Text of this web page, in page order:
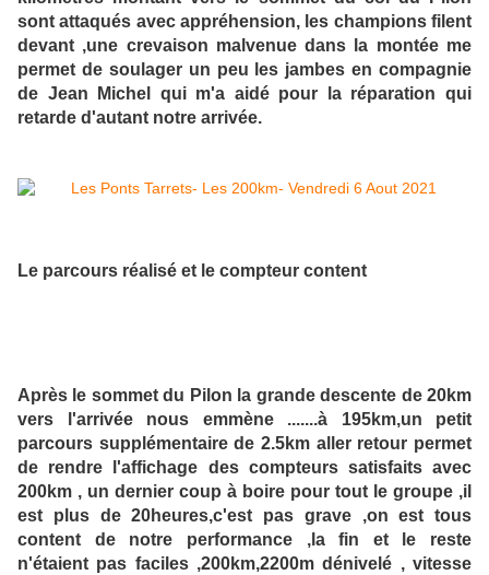
sont attaqués avec appréhension, les champions filent
devant ,une crevaison malvenue dans la montée me
permet de soulager un peu les jambes en compagnie
de Jean Michel qui m'a aidé pour la réparation qui
retarde d'autant notre arrivée.
Le parcours réalisé et le compteur content
Après le sommet du Pilon la grande descente de 20km
vers l'arrivée nous emmène .......à 195km,un petit
parcours supplémentaire de 2.5km aller retour permet
de rendre l'affichage des compteurs satisfaits avec
200km , un dernier coup à boire pour tout le groupe ,il
est plus de 20heures,c'est pas grave ,on est tous
content de notre performance ,la fin et le reste
n'étaient pas faciles ,200km,2200m dénivelé , vitesse